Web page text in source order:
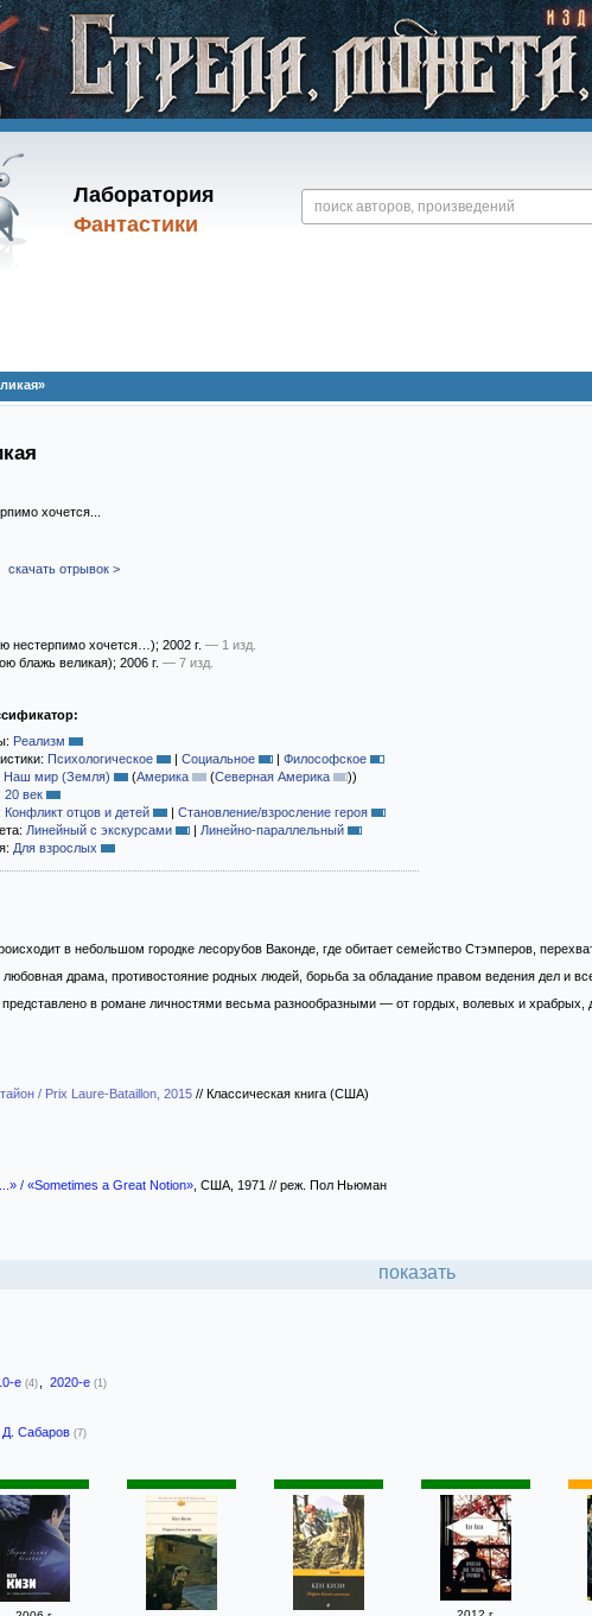
Лаборатория
Фантастики
хочется...
скачать отрывок >
нестерпимо хочется…); 2002 г. — 1 изд.
блажь великая); 2006 г. — 7 изд.
Реализм
Психологическое | Социальное | Философское
Наш мир (Земля) (Америка (Северная Америка ))
20 век
Конфликт отцов и детей | Становление/взросление героя
Линейный с экскурсами | Линейно-параллельный
Для взрослых
в небольшом городке лесорубов Ваконде, где обитает семейство Стэмперов,
драма, противостояние родных людей, борьба за обладание правом ведения дел и
в романе личностями весьма разнообразными — от гордых, волевых и храбрых,
/ Prix Laure-Bataillon, 2015 // Классическая книга (США)
/ «Sometimes a Great Notion», США, 1971 // реж. Пол Ньюман
показать
е (4) 2020-е (1)
Д. Сабаров (7)